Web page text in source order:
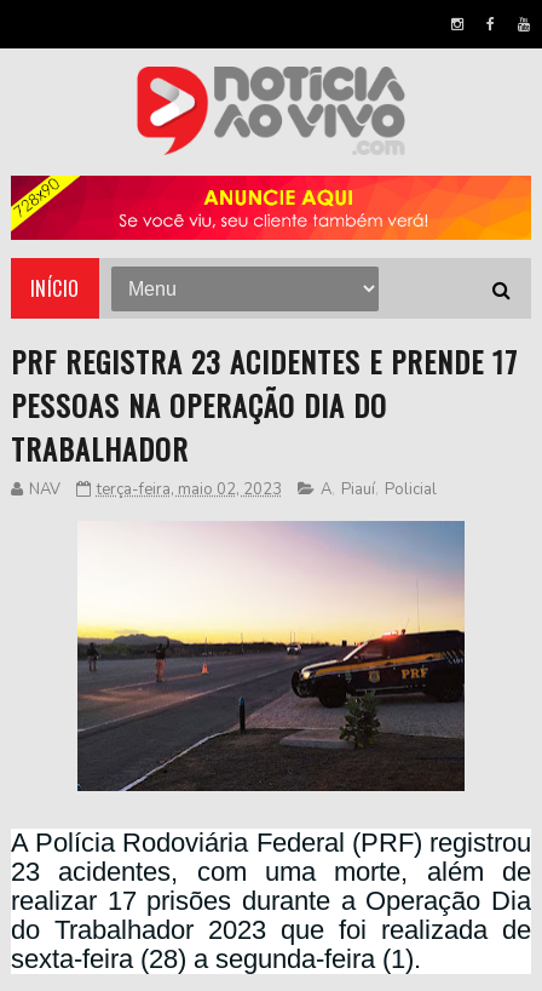
INÍCIO
PRF REGISTRA 23 ACIDENTES E PRENDE 17
PESSOAS NA OPERAÇÃO DIA DO
TRABALHADOR
NAV terça-feira, maio 02, 2023 A, Piauí, Policial
A Polícia Rodoviária Federal (PRF) registrou
23 acidentes, com uma morte, além de
realizar 17 prisões durante a Operação Dia
do Trabalhador 2023 que foi realizada de
sexta-feira (28) a segunda-feira (1).